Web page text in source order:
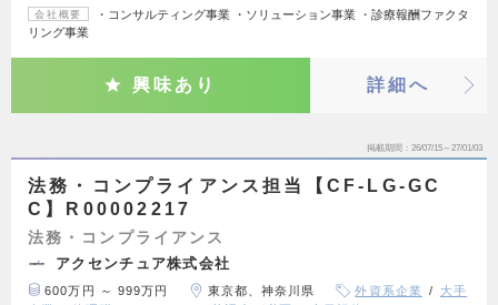
会社概要
・コンサルティング事業 ・ソリューション事業 ・診療報酬ファクタ
リング事業
興味あり 詳細へ
掲載期間 26/07/15～27/01/03
法務・コンプライアンス担当【CF-LG-GC
C】R00002217
法務・コンプライアンス
アクセンチュア株式会社
600万円 ～ 999万円 東京都、神奈川県 外資系企業
大手